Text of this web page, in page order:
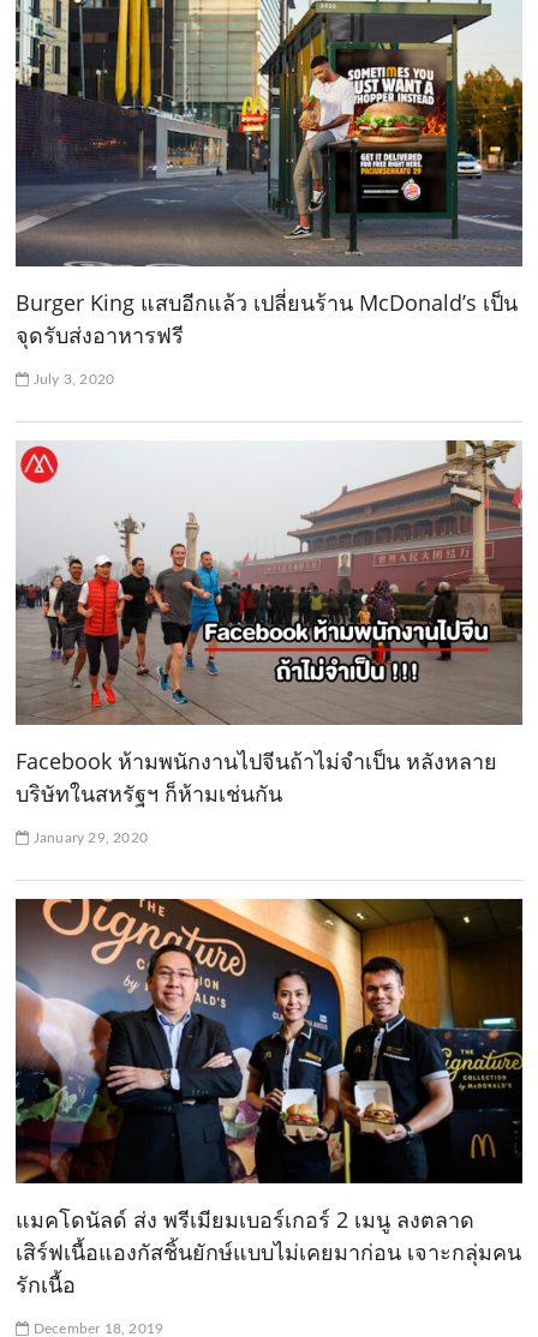
Burger King แสบอีกแล้ว เปลี่ยนร้าน McDonald’s เป็น
จุดรับส่งอาหารฟรี
July 3, 2020
Facebook ห้ามพนักงานไปจีนถ้าไม่จำเป็น หลังหลาย
บริษัทในสหรัฐฯ ก็ห้ามเช่นกัน
January 29, 2020
แมคโดนัลด์ ส่ง พรีเมียมเบอร์เกอร์ 2 เมนู ลงตลาด
เสิร์ฟเนื้อแองกัสชิ้นยักษ์แบบไม่เคยมาก่อน เจาะกลุ่มคน
รักเนื้อ
December 18, 2019